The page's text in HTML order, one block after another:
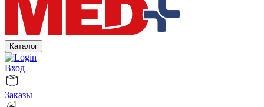
Каталог
Вход
Заказы